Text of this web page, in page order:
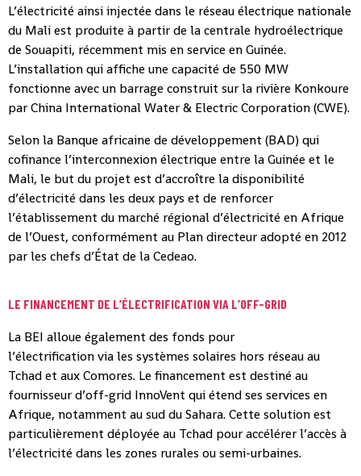
L’électricité ainsi injectée dans le réseau électrique nationale
du Mali est produite à partir de la centrale hydroélectrique
de Souapiti, récemment mis en service en Guinée.
L’installation qui affiche une capacité de 550 MW
fonctionne avec un barrage construit sur la rivière Konkoure
par China International Water & Electric Corporation (CWE).
Selon la Banque africaine de développement (BAD) qui
cofinance l’interconnexion électrique entre la Guinée et le
Mali, le but du projet est d’accroître la disponibilité
d’électricité dans les deux pays et de renforcer
l’établissement du marché régional d’électricité en Afrique
de l’Ouest, conformément au Plan directeur adopté en 2012
par les chefs d’État de la Cedeao.
LE FINANCEMENT DE L’ÉLECTRIFICATION VIA L’OFF-GRID
La BEI alloue également des fonds pour
l’électrification via les systèmes solaires hors réseau au
Tchad et aux Comores. Le financement est destiné au
fournisseur d’off-grid InnoVent qui étend ses services en
Afrique, notamment au sud du Sahara. Cette solution est
particulièrement déployée au Tchad pour accélérer l’accès à
l’électricité dans les zones rurales ou semi-urbaines.